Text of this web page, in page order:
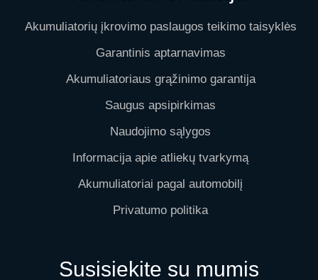
Akumuliatorių įkrovimo paslaugos teikimo taisyklės
Garantinis aptarnavimas
Akumuliatoriaus grąžinimo garantija
Saugus apsipirkimas
Naudojimo sąlygos
Informacija apie atliekų tvarkymą
Akumuliatoriai pagal automobilį
Privatumo politika
Susisiekite su mumis